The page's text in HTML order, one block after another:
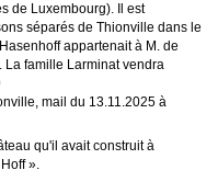
de Luxembourg). Il est
séparés de Thionville dans le
appartenait à M. de
La famille Larminat vendra
mail du 13.11.2025 à
qu'il avait construit à
».